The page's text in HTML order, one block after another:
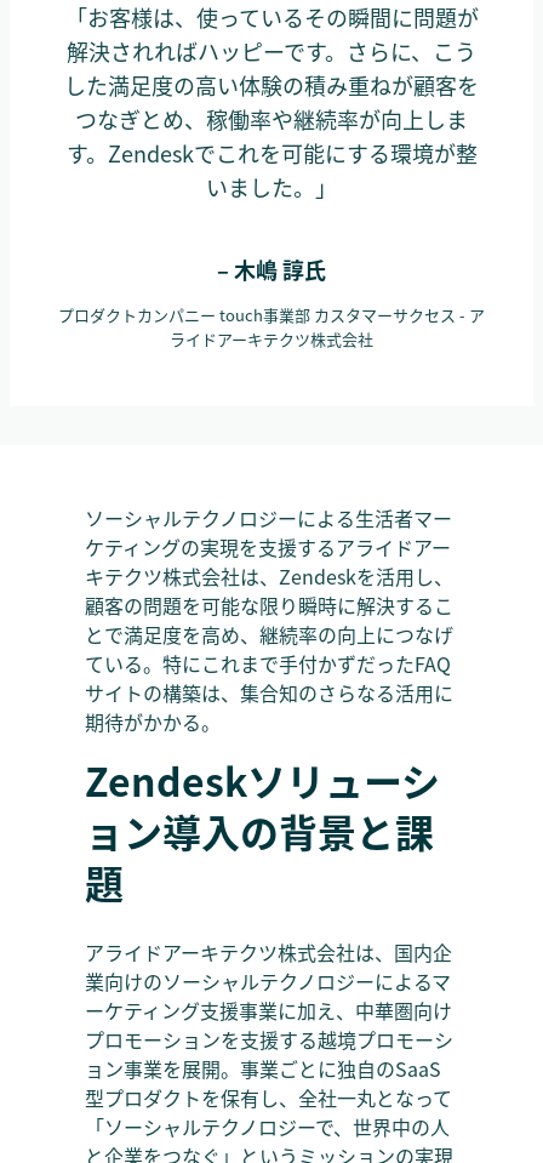
「お客様は、使っているその瞬間に問題が
解決されればハッピーです。さらに、こう
した満足度の高い体験の積み重ねが顧客を
つなぎとめ、稼働率や継続率が向上しま
す。Zendeskでこれを可能にする環境が整
いました。」
– 木嶋 諄氏
プロダクトカンパニー touch事業部 カスタマーサクセス - ア
ライドアーキテクツ株式会社
ソーシャルテクノロジーによる生活者マー
ケティングの実現を支援するアライドアー
キテクツ株式会社は、Zendeskを活用し、
顧客の問題を可能な限り瞬時に解決するこ
とで満足度を高め、継続率の向上につなげ
ている。特にこれまで手付かずだったFAQ
サイトの構築は、集合知のさらなる活用に
期待がかかる。
Zendeskソリューシ
ョン導入の背景と課
題
アライドアーキテクツ株式会社は、国内企
業向けのソーシャルテクノロジーによるマ
ーケティング支援事業に加え、中華圏向け
プロモーションを支援する越境プロモーシ
ョン事業を展開。事業ごとに独自のSaaS
型プロダクトを保有し、全社一丸となって
「ソーシャルテクノロジーで、世界中の人
と企業をつなぐ」というミッションの実現